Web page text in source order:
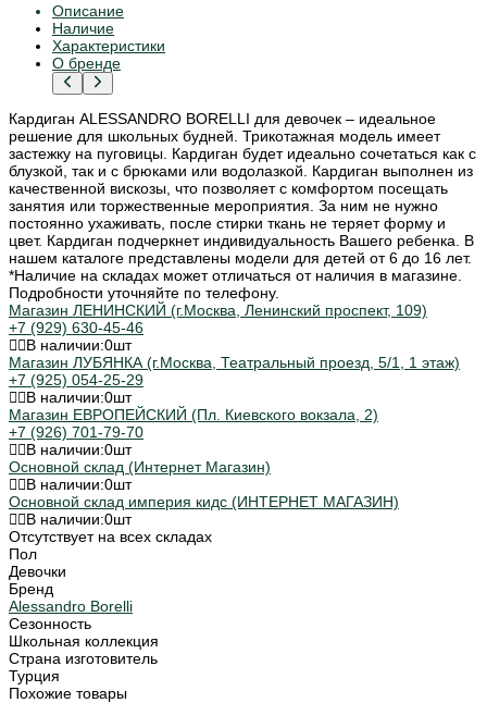
Описание
Наличие
Характеристики
О бренде
Кардиган ALESSANDRO BORELLI для девочек – идеальное
решение для школьных будней. Трикотажная модель имеет
застежку на пуговицы. Кардиган будет идеально сочетаться как с
блузкой, так и с брюками или водолазкой. Кардиган выполнен из
качественной вискозы, что позволяет с комфортом посещать
занятия или торжественные мероприятия. За ним не нужно
постоянно ухаживать, после стирки ткань не теряет форму и
цвет. Кардиган подчеркнет индивидуальность Вашего ребенка. В
нашем каталоге представлены модели для детей от 6 до 16 лет.
*Наличие на складах может отличаться от наличия в магазине.
Подробности уточняйте по телефону.
Магазин ЛЕНИНСКИЙ (г.Москва, Ленинский проспект, 109)
+7 (929) 630-45-46
В наличии:0шт
Магазин ЛУБЯНКА (г.Москва, Театральный проезд, 5/1, 1 этаж)
+7 (925) 054-25-29
В наличии:0шт
Магазин ЕВРОПЕЙСКИЙ (Пл. Киевского вокзала, 2)
+7 (926) 701-79-70
В наличии:0шт
Основной склад (Интернет Магазин)
В наличии:0шт
Основной склад империя кидс (ИНТЕРНЕТ МАГАЗИН)
В наличии:0шт
Отсутствует на всех складах
Пол
Девочки
Бренд
Alessandro Borelli
Сезонность
Школьная коллекция
Страна изготовитель
Турция
Похожие товары